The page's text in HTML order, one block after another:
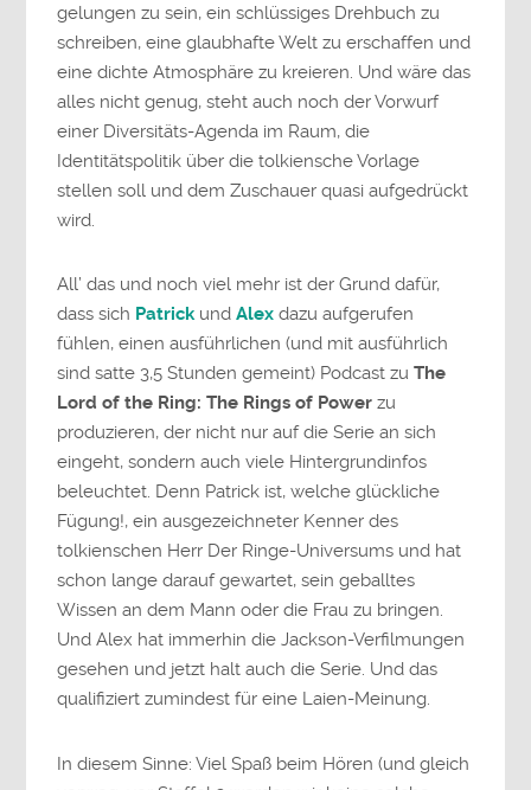
gelungen zu sein, ein schlüssiges Drehbuch zu
schreiben, eine glaubhafte Welt zu erschaffen und
eine dichte Atmosphäre zu kreieren. Und wäre das
alles nicht genug, steht auch noch der Vorwurf
einer Diversitäts-Agenda im Raum, die
Identitätspolitik über die tolkiensche Vorlage
stellen soll und dem Zuschauer quasi aufgedrückt
wird.
All’ das und noch viel mehr ist der Grund dafür,
dass sich PatrickundAlex dazu aufgerufen
fühlen, einen ausführlichen (und mit ausführlich
sind satte 3,5 Stunden gemeint) Podcast zuThe
Lord of the Ring: The Rings of Power zu
produzieren, der nicht nur auf die Serie an sich
eingeht, sondern auch viele Hintergrundinfos
beleuchtet. Denn Patrick ist, welche glückliche
Fügung!, ein ausgezeichneter Kenner des
tolkienschen Herr Der Ringe-Universums und hat
schon lange darauf gewartet, sein geballtes
Wissen an dem Mann oder die Frau zu bringen.
Und Alex hat immerhin die Jackson-Verfilmungen
gesehen und jetzt halt auch die Serie. Und das
qualifiziert zumindest für eine Laien-Meinung.
In diesem Sinne: Viel Spaß beim Hören (und gleich